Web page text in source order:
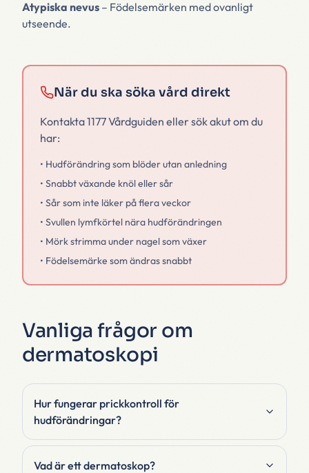
Atypiska nevus – Födelsemärken med ovanligt
utseende.
När du ska söka vård direkt
Kontakta 1177 Vårdguiden eller sök akut om du
har:
• Hudförändring som blöder utan anledning
• Snabbt växande knöl eller sår
• Sår som inte läker på flera veckor
• Svullen lymfkörtel nära hudförändringen
• Mörk strimma under nagel som växer
• Födelsemärke som ändras snabbt
Vanliga frågor om
dermatoskopi
Hur fungerar prickkontroll för
hudförändringar?
Vad är ett dermatoskop?